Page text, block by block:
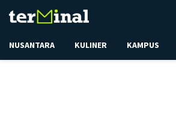
NUSANTARA KULINER KAMPUS